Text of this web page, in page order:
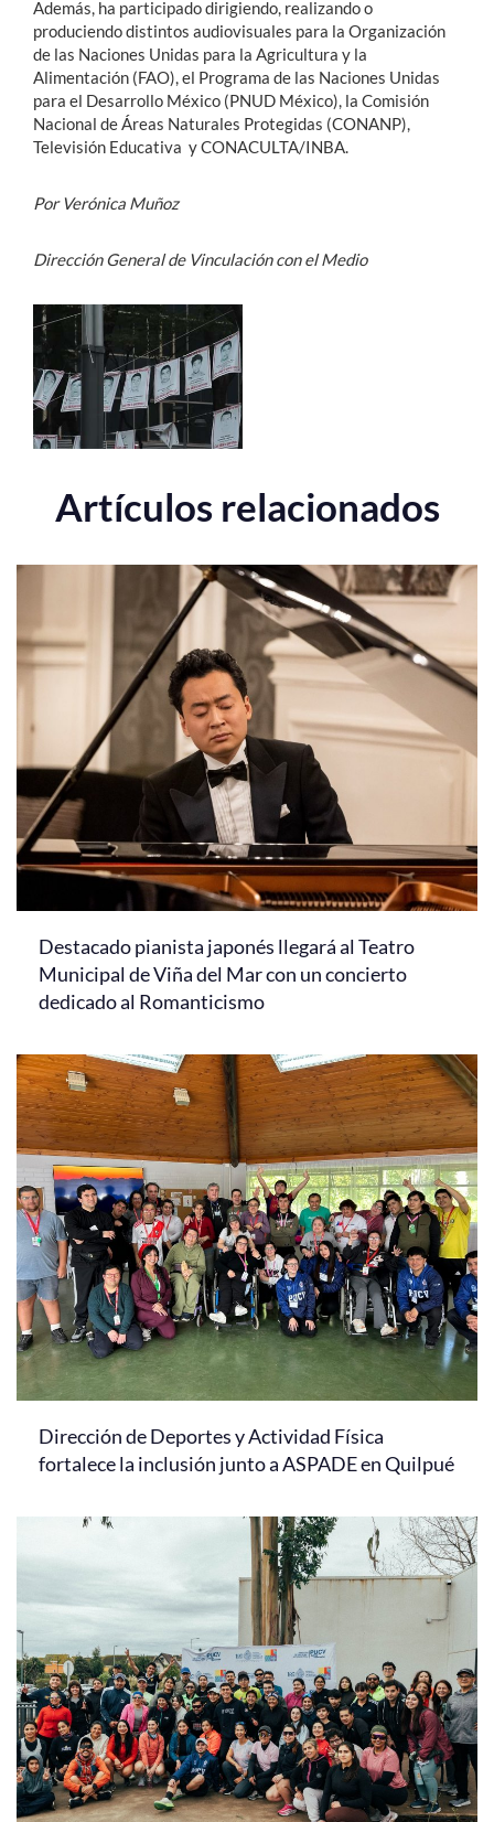
Además, ha participado dirigiendo, realizando o
produciendo distintos audiovisuales para la Organización
de las Naciones Unidas para la Agricultura y la
Alimentación (FAO), el Programa de las Naciones Unidas
para el Desarrollo México (PNUD México), la Comisión
Nacional de Áreas Naturales Protegidas (CONANP),
Televisión Educativa y CONACULTA/INBA.
Por Verónica Muñoz
Dirección General de Vinculación con el Medio
Artículos relacionados
Destacado pianista japonés llegará al Teatro
Municipal de Viña del Mar con un concierto
dedicado al Romanticismo
Dirección de Deportes y Actividad Física
fortalece la inclusión junto a ASPADE en Quilpué